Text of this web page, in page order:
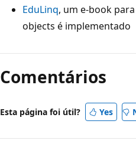
EduLinq, um e-book
objects é implementado
Comentários
Esta página foi útil? Yes